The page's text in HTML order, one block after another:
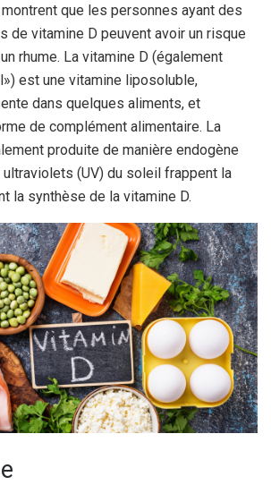
que les personnes ayant des
de vitamine D peuvent avoir un risque
rhume. La vitamine D (également
est une vitamine liposoluble,
dans quelques aliments, et
de complément alimentaire. La
produite de manière endogène
(UV) du soleil frappent la
la synthèse de la vitamine D.